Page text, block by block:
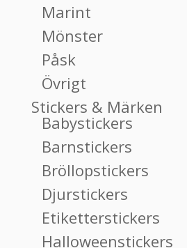
Marint
Mönster
Påsk
Övrigt
Stickers & Märken
Babystickers
Barnstickers
Bröllopstickers
Djurstickers
Etiketterstickers
Halloweenstickers